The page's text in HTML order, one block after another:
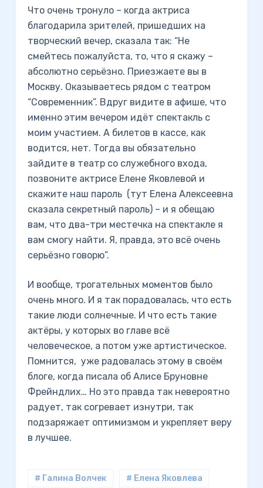
Что очень тронуло – когда актриса
благодарила зрителей, пришедших на
творческий вечер, сказала так: “Не
смейтесь пожалуйста, то, что я скажу –
абсолютно серьёзно. Приезжаете вы в
Москву. Оказываетесь рядом с театром
“Современник”. Вдруг видите в афише, что
именно этим вечером идёт спектакль с
моим участием. А билетов в кассе, как
водится, нет. Тогда вы обязательно
зайдите в театр со служебного входа,
позвоните актрисе Елене Яковлевой и
скажите наш пароль (тут Елена Алексеевна
сказала секретный пароль) – и я обещаю
вам, что два-три местечка на спектакле я
вам смогу найти. Я, правда, это всё очень
серьёзно говорю”.
И вообще, трогательных моментов было
очень много. И я так порадовалась, что есть
такие люди солнечные. И что есть такие
актёры, у которых во главе всё
человеческое, а потом уже артистическое.
Помнится, уже радовалась этому в своём
блоге, когда писала об Алисе Бруновне
Фрейндлих… Но это правда так невероятно
радует, так согревает изнутри, так
подзаряжает оптимизмом и укрепляет веру
в лучшее.
# Галина Волчек # Елена Яковлева